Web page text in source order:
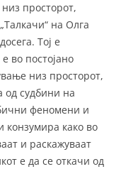
просторот,
на Олга
Тој е
во постојано
низ просторот,
од судбини на
феномени и
конзумира како во
и раскажуваат
е да се откачи од